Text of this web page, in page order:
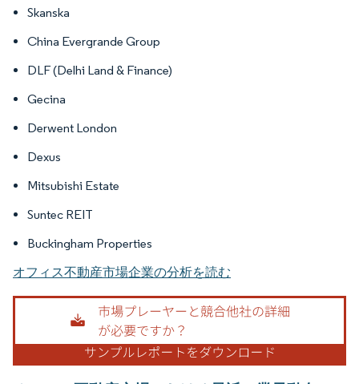
Skanska
China Evergrande Group
DLF (Delhi Land & Finance)
Gecina
Derwent London
Dexus
Mitsubishi Estate
Suntec REIT
Buckingham Properties
オフィス不動産市場企業の分析を読む